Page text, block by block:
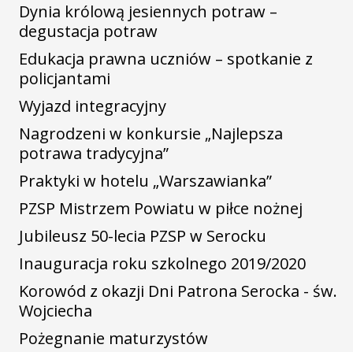
Dynia królową jesiennych potraw –
degustacja potraw
Edukacja prawna uczniów – spotkanie z
policjantami
Wyjazd integracyjny
Nagrodzeni w konkursie „Najlepsza
potrawa tradycyjna”
Praktyki w hotelu „Warszawianka”
PZSP Mistrzem Powiatu w piłce nożnej
Jubileusz 50-lecia PZSP w Serocku
Inauguracja roku szkolnego 2019/2020
Korowód z okazji Dni Patrona Serocka - św.
Wojciecha
Pożegnanie maturzystów